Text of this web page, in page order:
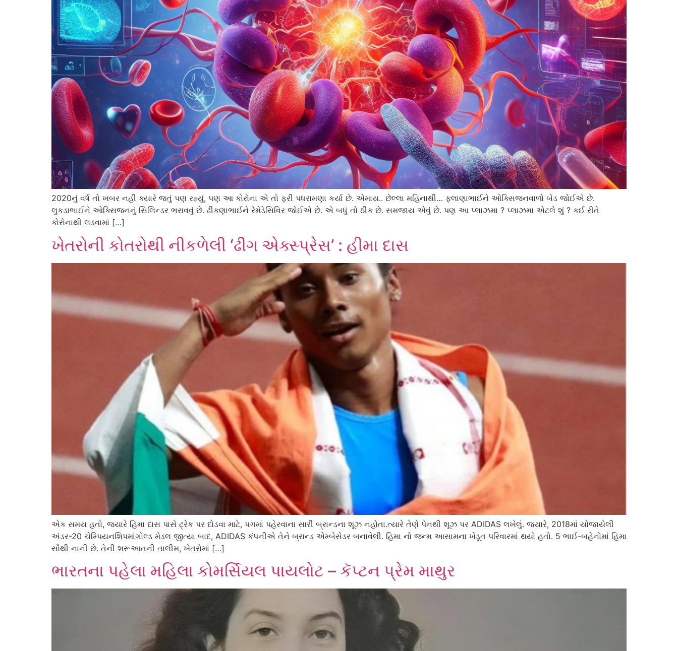
2020નું વર્ષ તો ખબર નહી ક્યારે જતું પણ રહ્યું, પણ આ કોરોના એ તો ફરી પધરામણા કર્યા છે. એમાય.. છેલ્લા મહિનાથી… ફલાણાભાઈને ઓક્સિજનવાળો બેડ જોઈએ છે.
લુકડાભાઈને ઓક્સિજનનું સિલિન્ડર ભરાવવું છે. ઢીકણાભાઈને રેમેડેસિવિર જોઈએ છે. એ બધું તો ઠીક છે. સમજાય એવું છે. પણ આ પ્લાઝમા ? પ્લાઝમા એટલે શું ? કઈ રીતે
કોરોનાથી લડવામાં […]
ખેતરોની કોતરોથી નીકળેલી ‘ઢીંગ એક્સ્પ્રેસ’ : હીમા દાસ
એક સમય હતો, જ્યારે હિમા દાસ પાસે ટ્રેક પર દોડવા માટે, પગમાં પહેરવાના સારી બ્રાન્ડના શૂઝ નહોતા.ત્યારે તેણે પેનથી શૂઝ પર ADIDAS લખેલું. જ્યારે, 2018માં યોજાયેલી
અંડર-20 ચેમ્પિયનશિપમાંગોલ્ડ મેડલ જીત્યા બાદ, ADIDAS કંપનીએ તેને બ્રાન્ડ એમ્બેસેડર બનાવેલી. હિમા નો જ્ન્મ આસામના ખેડૂત પરિવારમાં થયો હતો. 5 ભાઈ-બહેનોમાં હિમા
સૌથી નાની છે. તેની શરૂઆતની તાલીમ, ખેતરોમાં […]
ભારતના પહેલા મહિલા કોમર્સિયલ પાયલોટ – કૅપ્ટન પ્રેમ માથુર